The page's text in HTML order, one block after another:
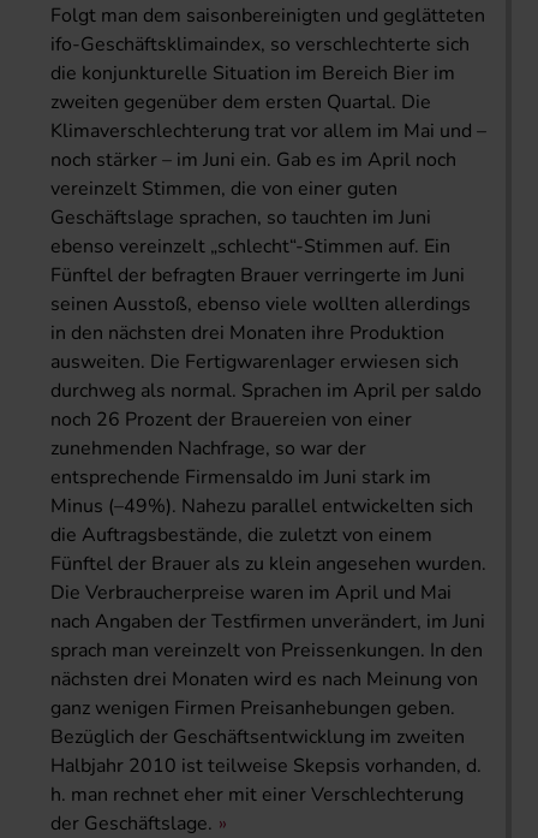
Folgt man dem saisonbereinigten und geglätteten
ifo-Geschäftsklimaindex, so verschlechterte sich
die konjunkturelle Situation im Bereich Bier im
zweiten gegenüber dem ersten Quartal. Die
Klimaverschlechterung trat vor allem im Mai und –
noch stärker – im Juni ein. Gab es im April noch
vereinzelt Stimmen, die von einer guten
Geschäftslage sprachen, so tauchten im Juni
ebenso vereinzelt „schlecht“-Stimmen auf. Ein
Fünftel der befragten Brauer verringerte im Juni
seinen Ausstoß, ebenso viele wollten allerdings
in den nächsten drei Monaten ihre Produktion
ausweiten. Die Fertigwarenlager erwiesen sich
durchweg als normal. Sprachen im April per saldo
noch 26 Prozent der Brauereien von einer
zunehmenden Nachfrage, so war der
entsprechende Firmensaldo im Juni stark im
Minus (–49%). Nahezu parallel entwickelten sich
die Auftragsbestände, die zuletzt von einem
Fünftel der Brauer als zu klein angesehen wurden.
Die Verbraucherpreise waren im April und Mai
nach Angaben der Testfirmen unverändert, im Juni
sprach man vereinzelt von Preissenkungen. In den
nächsten drei Monaten wird es nach Meinung von
ganz wenigen Firmen Preisanhebungen geben.
Bezüglich der Geschäftsentwicklung im zweiten
Halbjahr 2010 ist teilweise Skepsis vorhanden, d.
h. man rechnet eher mit einer Verschlechterung
der Geschäftslage.